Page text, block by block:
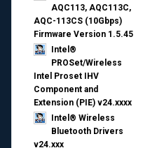
AQC113, AQC113C,
AQC-113CS (10Gbps)
Firmware Version 1.5.45
Intel®
PROSet/Wireless
Intel Proset IHV
Component and
Extension (PIE) v24.xxxx
Intel® Wireless
Bluetooth Drivers
v24.xxx